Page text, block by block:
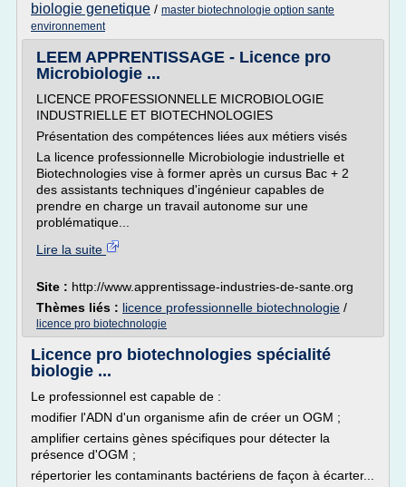
biologie genetique / master biotechnologie option sante
environnement
LEEM APPRENTISSAGE - Licence pro
Microbiologie ...
LICENCE PROFESSIONNELLE MICROBIOLOGIE
INDUSTRIELLE ET BIOTECHNOLOGIES
Présentation des compétences liées aux métiers visés
La licence professionnelle Microbiologie industrielle et
Biotechnologies vise à former après un cursus Bac + 2
des assistants techniques d'ingénieur capables de
prendre en charge un travail autonome sur une
problématique...
Lire la suite
Site : http://www.apprentissage-industries-de-sante.org
Thèmes liés : licence professionnelle biotechnologie /
licence pro biotechnologie
Licence pro biotechnologies spécialité
biologie ...
Le professionnel est capable de :
modifier l'ADN d'un organisme afin de créer un OGM ;
amplifier certains gènes spécifiques pour détecter la
présence d'OGM ;
répertorier les contaminants bactériens de façon à écarter...